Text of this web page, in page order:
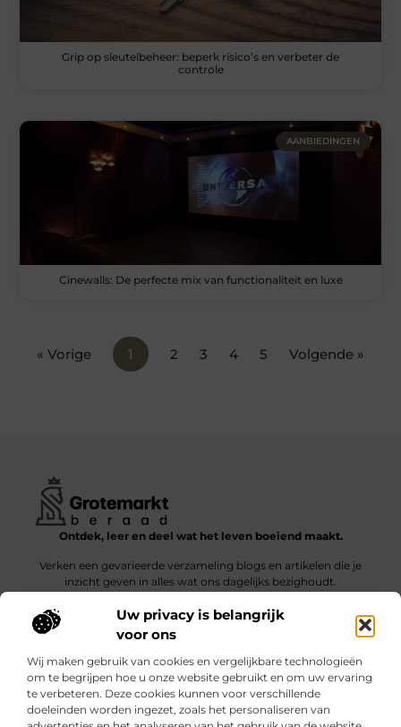
Uw privacy is belangrijk
voor ons
Wij maken gebruik van cookies en vergelijkbare technologieën
om te begrijpen hoe u onze website gebruikt en om uw ervaring
te verbeteren. Deze cookies kunnen voor verschillende
doeleinden worden ingezet, zoals het personaliseren van
Grip op sleutelbeheer: beperk risico’s en verbeter de
controle
AANBIEDINGEN
Cinewalls: De perfecte mix van functionaliteit en luxe
« Vorige 1 2 3 4 5 Volgende »
Ontdek, leer en deel wat het leven boeiend maakt.
Verken een gevarieerde verzameling blogs en artikelen die je
inzicht geven in alles wat ons dagelijks bezighoudt.
Bericht categorie
Onze informatie